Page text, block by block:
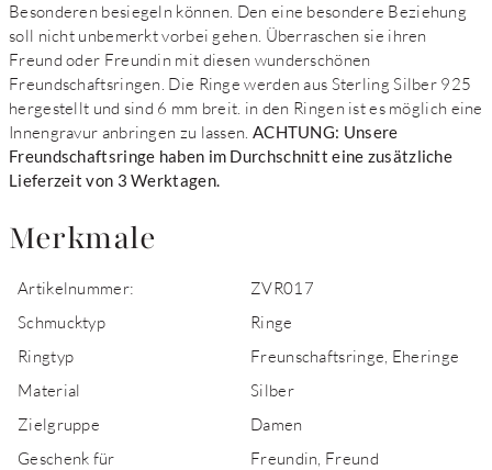
Besonderen besiegeln können. Den eine besondere Beziehung
soll nicht unbemerkt vorbei gehen. Überraschen sie ihren
Freund oder Freundin mit diesen wunderschönen
Freundschaftsringen. Die Ringe werden aus Sterling Silber 925
hergestellt und sind 6 mm breit. in den Ringen ist es möglich eine
Innengravur anbringen zu lassen. ACHTUNG: Unsere
Freundschaftsringe haben im Durchschnitt eine zusätzliche
Lieferzeit von 3 Werktagen.
Merkmale
Artikelnummer:
ZVR017
Schmucktyp
Ringe
Ringtyp
Freunschaftsringe, Eheringe
Material
Silber
Zielgruppe
Damen
Geschenk für
Freundin, Freund